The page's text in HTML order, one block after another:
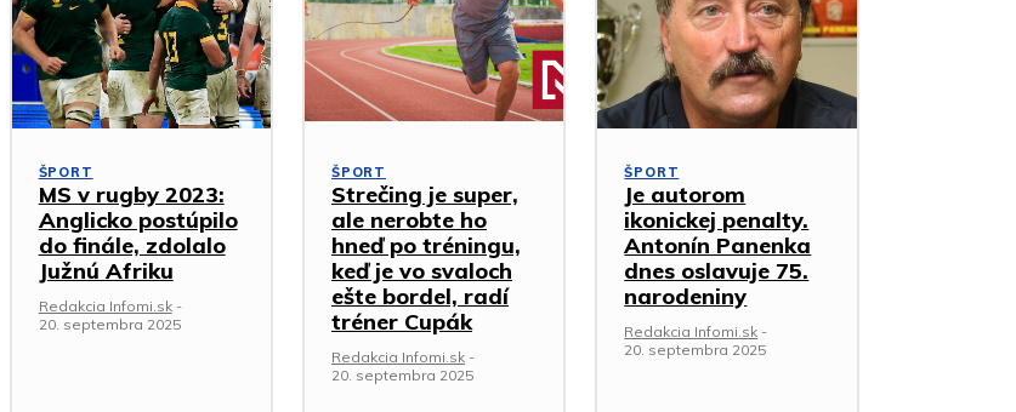
ŠPORT
MS v rugby 2023:
Anglicko postúpilo
do finále, zdolalo
Južnú Afriku
Redakcia Infomi.sk -
20. septembra 2025
ŠPORT
Strečing je super,
ale nerobte ho
hneď po tréningu,
keď je vo svaloch
ešte bordel, radí
tréner Cupák
Redakcia Infomi.sk -
20. septembra 2025
ŠPORT
Je autorom
ikonickej penalty.
Antonín Panenka
dnes oslavuje 75.
narodeniny
Redakcia Infomi.sk -
20. septembra 2025